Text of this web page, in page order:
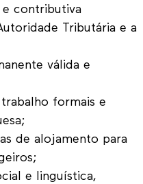
e contributiva
Tributária e a
válida e
formais e
de alojamento para
e linguística,